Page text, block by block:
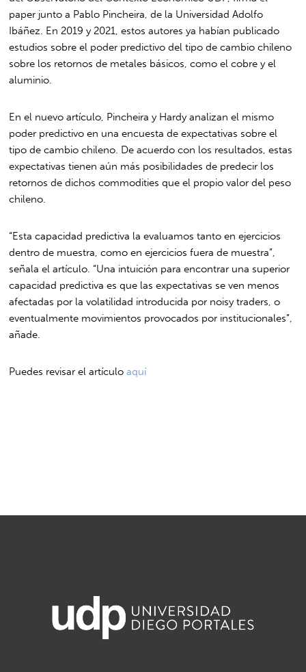
paper junto a Pablo Pincheira, de la Universidad Adolfo
Ibáñez. En 2019 y 2021, estos autores ya habían publicado
estudios sobre el poder predictivo del tipo de cambio chileno
sobre los retornos de metales básicos, como el cobre y el
aluminio.
En el nuevo artículo, Pincheira y Hardy analizan el mismo
poder predictivo en una encuesta de expectativas sobre el
tipo de cambio chileno. De acuerdo con los resultados, estas
expectativas tienen aún más posibilidades de predecir los
retornos de dichos commodities que el propio valor del peso
chileno.
“Esta capacidad predictiva la evaluamos tanto en ejercicios
dentro de muestra, como en ejercicios fuera de muestra”,
señala el artículo. “Una intuición para encontrar una superior
capacidad predictiva es que las expectativas se ven menos
afectadas por la volatilidad introducida por noisy traders, o
eventualmente movimientos provocados por institucionales”,
añade.
Puedes revisar el artículoaquí